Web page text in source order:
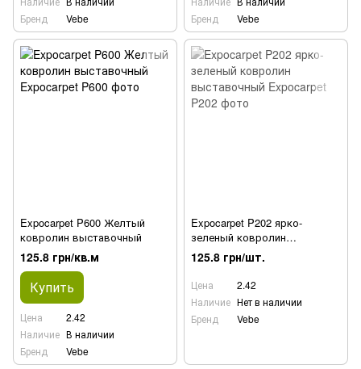
Бренд
Vebe
Бренд
Vebe
Expocarpet P600 Желтый
ковролин выставочный
125.8 грн/кв.м
Купить
Цена
2.42
Наличие В наличии
Бренд
Vebe
Expocarpet P202 ярко-
зеленый ковролин
выставочный
125.8 грн/шт.
Цена
2.42
Наличие Нет в наличии
Бренд
Vebe